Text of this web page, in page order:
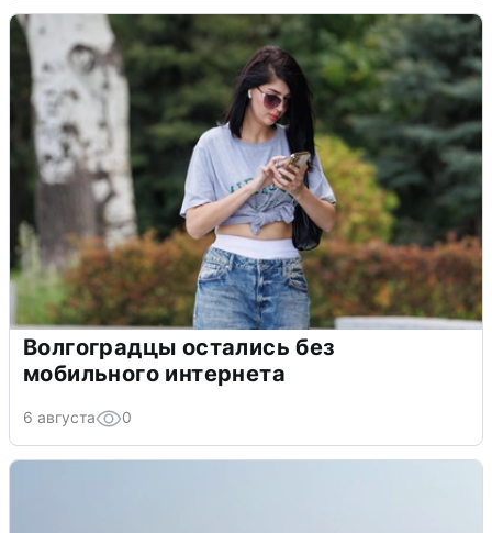
Волгоградцы остались без
мобильного интернета
6 августа 0